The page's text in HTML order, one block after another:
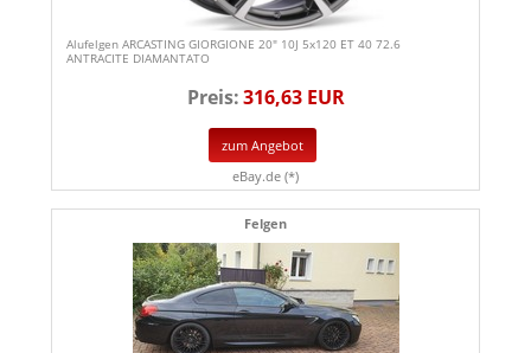
Alufelgen ARCASTING GIORGIONE 20" 10J 5x120 ET 40 72.6
ANTRACITE DIAMANTATO
Preis:316,63 EUR
zum Angebot
eBay.de (*)
Felgen